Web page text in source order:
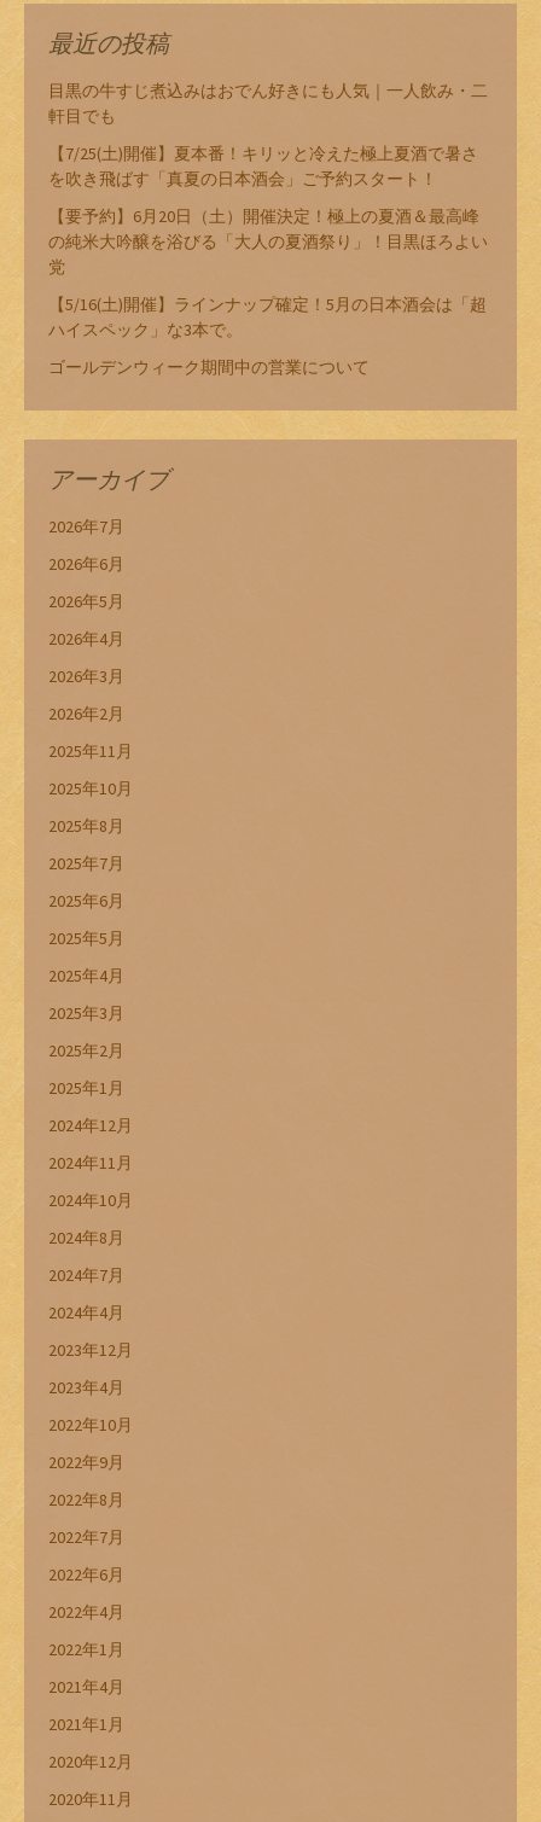
最近の投稿
目黒の牛すじ煮込みはおでん好きにも人気｜一人飲み・二
軒目でも
【7/25(土)開催】夏本番！キリッと冷えた極上夏酒で暑さ
を吹き飛ばす「真夏の日本酒会」ご予約スタート！
【要予約】6月20日（土）開催決定！極上の夏酒＆最高峰
の純米大吟醸を浴びる「大人の夏酒祭り」！目黒ほろよい
党
【5/16(土)開催】ラインナップ確定！5月の日本酒会は「超
ハイスペック」な3本で。
ゴールデンウィーク期間中の営業について
アーカイブ
2026年7月
2026年6月
2026年5月
2026年4月
2026年3月
2026年2月
2025年11月
2025年10月
2025年8月
2025年7月
2025年6月
2025年5月
2025年4月
2025年3月
2025年2月
2025年1月
2024年12月
2024年11月
2024年10月
2024年8月
2024年7月
2024年4月
2023年12月
2023年4月
2022年10月
2022年9月
2022年8月
2022年7月
2022年6月
2022年4月
2022年1月
2021年4月
2021年1月
2020年12月
2020年11月